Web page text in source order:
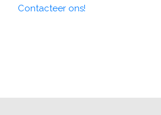
Contacteer ons!